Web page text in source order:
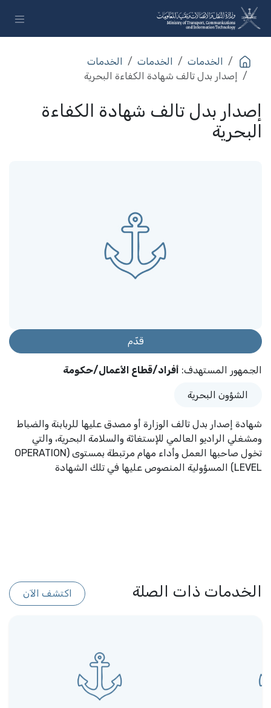
تخطي للذهاب إلى المحتوى
الخدمات​ الخدمات​
الخدمات​
إصدار بدل تالف شهادة الكفاءة البحرية
إصدار بدل تالف شهادة الكفاءة
البحرية
الجمهور المستهدف: أفراد/قطاع الأعمال/حكومة
الشؤون البحرية
شهادة إصدار بدل تالف الوزارة أو مصدق عليها للربابنة والضباط
ومشغلي الراديو العالمي للإستغاثة والسلامة البحرية، والتي
تخول صاحبها العمل وأداء مهام مرتبطة بمستوى (OPERATION
LEVEL) المسؤولية المنصوص عليها في تلك الشهادة
قدّم
الخدمات ذات الصلة اكتشف الآن